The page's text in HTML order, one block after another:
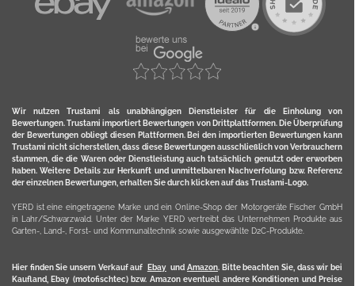
Wir nutzen Trustami als unabhängigen Dienstleister für die Einholung von
Bewertungen. Trustami importiert Bewertungen von Drittplattformen. Die Überprüfung
der Bewertungen obliegt diesen Plattformen. Bei den importierten Bewertungen kann
Trustami nicht sicherstellen, dass diese Bewertungen ausschließlich von Verbrauchern
stammen, die die Waren oder Dienstleistung auch tatsächlich genutzt oder erworben
haben. Weitere Details zur Herkunft und unmittelbaren Nachverfolung bzw. Referenz
der einzelnen Bewertungen, erhalten Sie durch klicken auf das Trustami-Logo.
YERD ist eine eingetragene Marke und ein Online-Shop der Motorgeräte Fischer GmbH
in Lahr/Schwarzwald. Unter der Marke YERD vertreibt das Unternehmen Produkte aus
Garten-, Land-, Forst- und Kommunaltechnik sowie ausgewählte D2C-Produkte.
Hier finden Sie unsern Verkauf auf Ebayund Amazon. Bitte beachten Sie, dass wir bei
Kaufland, Ebay (motofischtec) bzw. Amazon eventuell andere Konditionen und Preise